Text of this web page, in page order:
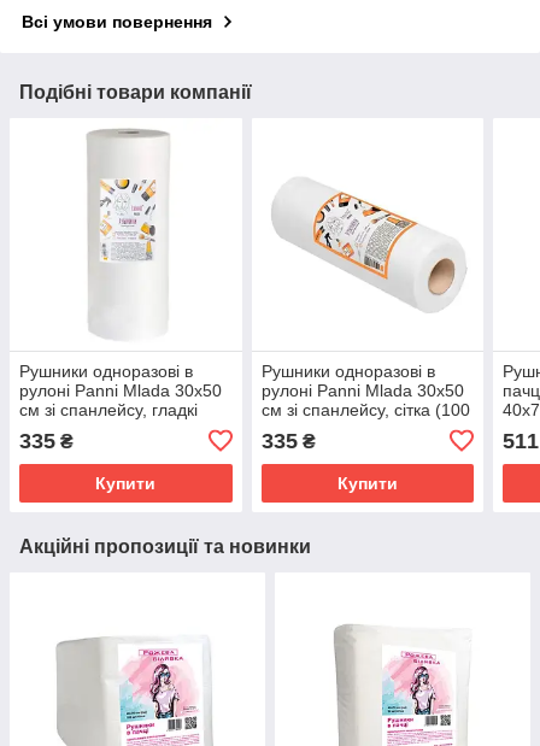
Всі умови повернення
Подібні товари компанії
Рушники одноразові в
рулоні Panni Mlada 30х50
см зі спанлейсу, гладкі
335 ₴
Купити
Рушники одноразові в
рулоні Panni Mlada 30х50
см зі спанлейсу, сітка (100
335₴
Купити
511
Акційні пропозиції та новинки